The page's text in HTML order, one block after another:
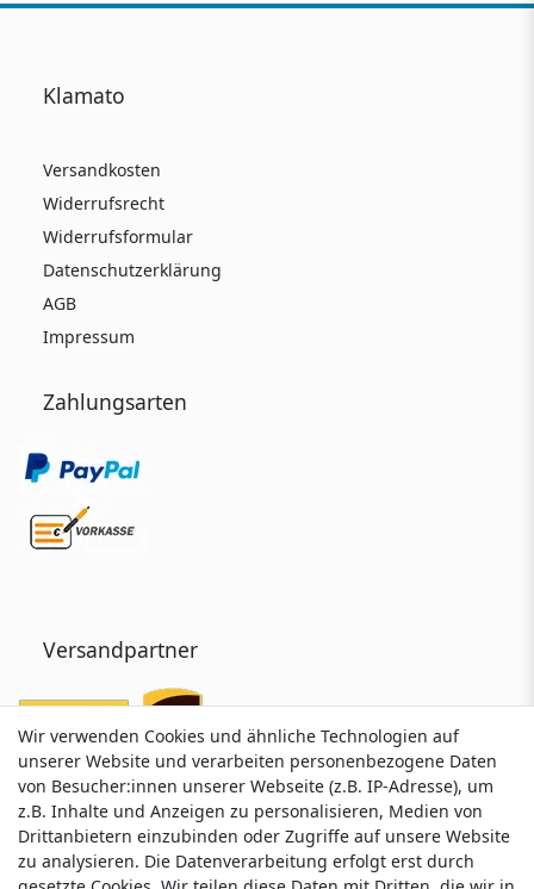
Klamato
Versandkosten
Widerrufsrecht
Widerrufsformular
Datenschutzerklärung
AGB
Impressum
Zahlungsarten
Versandpartner
Wir verwenden Cookies und ähnliche Technologien auf
unserer Website und verarbeiten personenbezogene Daten
von Besucher:innen unserer Webseite (z.B. IP-Adresse), um
z.B. Inhalte und Anzeigen zu personalisieren, Medien von
Drittanbietern einzubinden oder Zugriffe auf unsere Website
zu analysieren. Die Datenverarbeitung erfolgt erst durch
Wir verwenden Cookies und ähnliche Technologien auf
unserer Website und verarbeiten personenbezogene Daten
von Besucher:innen unserer Webseite (z.B. IP-Adresse), um
z.B. Inhalte und Anzeigen zu personalisieren, Medien von
Drittanbietern einzubinden oder Zugriffe auf unsere Website
zu analysieren. Die Datenverarbeitung erfolgt erst durch